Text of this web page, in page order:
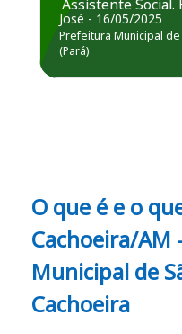
Assistente Social.
estou atuando na
Prefeitura de
José - 16/05/2025
Prefeitura Municipal de
(Pará)
O que é e o
Cachoeira/
Municipal de
Cachoeira